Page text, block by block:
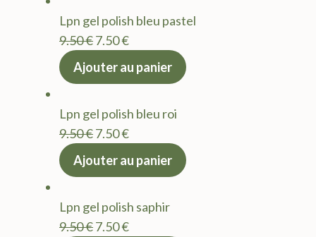
9.50 €.7.50 €.
Lpn gel polish bleu pastel
9.50€Le
prix
9.50 €.
7.50€Le
actuel
7.50 €.
Ajouter au panier
Lpn gel polish bleu roi
9.50€Le
prix
9.50 €.
7.50€Le
actuel
7.50 €.
Ajouter au panier
Lpn gel polish saphir
9.50€Le
7.50€Le